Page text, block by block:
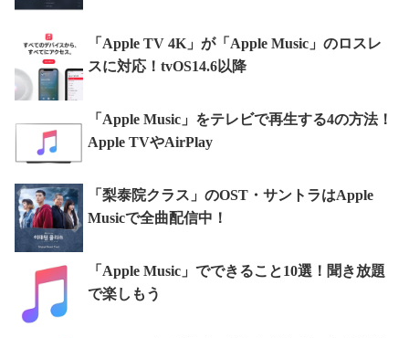
「Apple TV 4K」が「Apple Music」のロスレ
スに対応！tvOS14.6以降
「Apple Music」をテレビで再生する4の方法！
Apple TVやAirPlay
「梨泰院クラス」のOST・サントラはApple
Musicで全曲配信中！
「Apple Music」でできること10選！聞き放題
で楽しもう